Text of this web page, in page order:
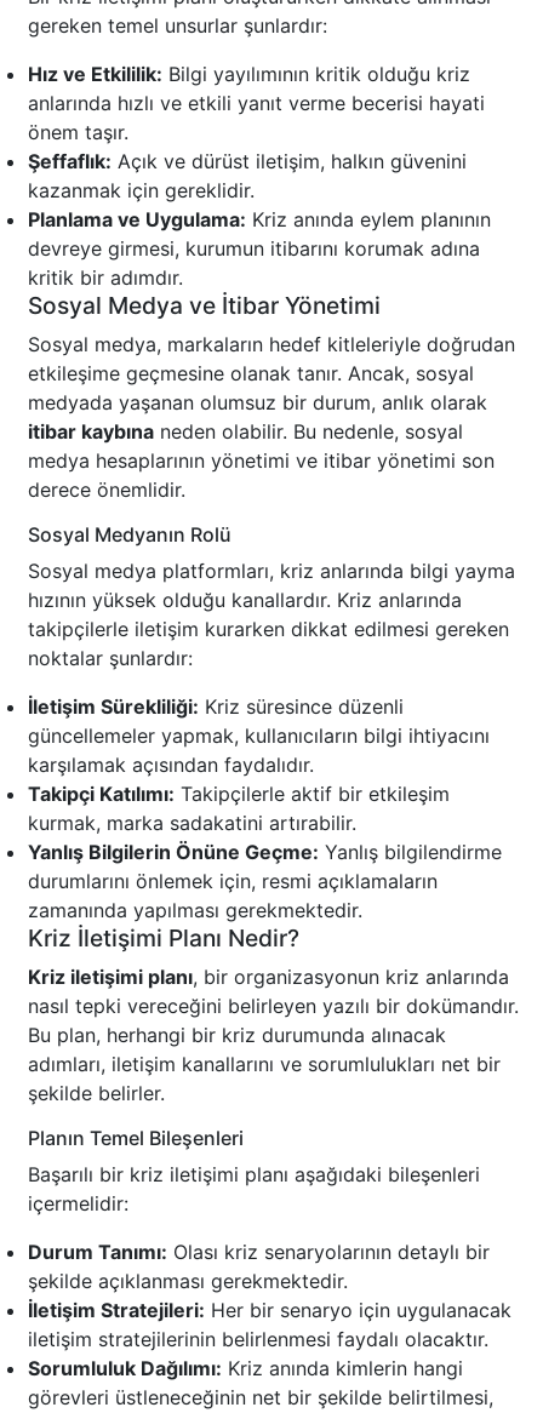
gereken temel unsurlar şunlardır:
Hız ve Etkililik: Bilgi yayılımının kritik olduğu kriz
anlarında hızlı ve etkili yanıt verme becerisi hayati
önem taşır.
Şeffaflık: Açık ve dürüst iletişim, halkın güvenini
kazanmak için gereklidir.
Planlama ve Uygulama: Kriz anında eylem planının
devreye girmesi, kurumun itibarını korumak adına
kritik bir adımdır.
Sosyal Medya ve İtibar Yönetimi
Sosyal medya, markaların hedef kitleleriyle doğrudan
etkileşime geçmesine olanak tanır. Ancak, sosyal
medyada yaşanan olumsuz bir durum, anlık olarak
itibar kaybına neden olabilir. Bu nedenle, sosyal
medya hesaplarının yönetimi ve itibar yönetimi son
derece önemlidir.
Sosyal Medyanın Rolü
Sosyal medya platformları, kriz anlarında bilgi yayma
hızının yüksek olduğu kanallardır. Kriz anlarında
takipçilerle iletişim kurarken dikkat edilmesi gereken
noktalar şunlardır:
İletişim Sürekliliği: Kriz süresince düzenli
güncellemeler yapmak, kullanıcıların bilgi ihtiyacını
karşılamak açısından faydalıdır.
Takipçi Katılımı: Takipçilerle aktif bir etkileşim
kurmak, marka sadakatini artırabilir.
Yanlış Bilgilerin Önüne Geçme: Yanlış bilgilendirme
durumlarını önlemek için, resmi açıklamaların
zamanında yapılması gerekmektedir.
Kriz İletişimi Planı Nedir?
Kriz iletişimi planı, bir organizasyonun kriz anlarında
nasıl tepki vereceğini belirleyen yazılı bir dokümandır.
Bu plan, herhangi bir kriz durumunda alınacak
adımları, iletişim kanallarını ve sorumlulukları net bir
şekilde belirler.
Planın Temel Bileşenleri
Başarılı bir kriz iletişimi planı aşağıdaki bileşenleri
içermelidir:
Durum Tanımı: Olası kriz senaryolarının detaylı bir
şekilde açıklanması gerekmektedir.
İletişim Stratejileri: Her bir senaryo için uygulanacak
iletişim stratejilerinin belirlenmesi faydalı olacaktır.
Sorumluluk Dağılımı: Kriz anında kimlerin hangi
görevleri üstleneceğinin net bir şekilde belirtilmesi,